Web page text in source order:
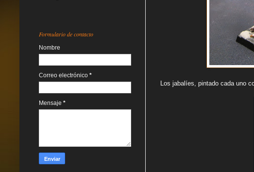
Los jabalíes, pintado cada uno
Formulario de contacto
Nombre
Correo electrónico *
Mensaje *